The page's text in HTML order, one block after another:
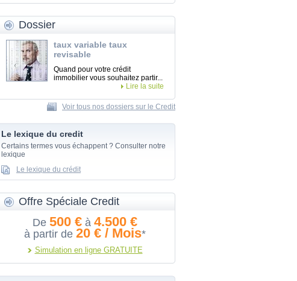
Dossier
taux variable taux
revisable
Quand pour votre crédit
immobilier vous souhaitez partir...
Lire la suite
Voir tous nos dossiers sur le Credit
Le lexique du credit
Certains termes vous échappent ? Consulter notre
lexique
Le lexique du crédit
Offre Spéciale Credit
De 500 € à 4.500 €
à partir de 20 € / Mois*
Simulation en ligne GRATUITE